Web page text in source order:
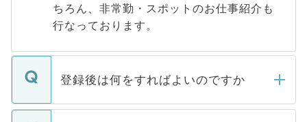
ちろん、非常勤・スポットのお仕事紹介も
行なっております。
登録後は何をすればよいのですか
ご登録いただきましたら、弊社担当者がご